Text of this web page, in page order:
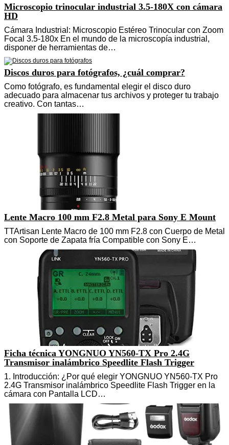
Microscopio trinocular industrial 3.5-180X con cámara
HD
Cámara Industrial: Microscopio Estéreo Trinocular con Zoom
Focal 3.5-180x En el mundo de la microscopía industrial,
disponer de herramientas de…
Discos duros para fotógrafos, ¿cuál comprar?
Como fotógrafo, es fundamental elegir el disco duro
adecuado para almacenar tus archivos y proteger tu trabajo
creativo. Con tantas…
Lente Macro 100 mm F2.8 Metal para Sony E Mount
TTArtisan Lente Macro de 100 mm F2.8 con Cuerpo de Metal
con Soporte de Zapata fría Compatible con Sony E…
Ficha técnica YONGNUO YN560-TX Pro 2.4G
Transmisor inalámbrico Speedlite Flash Trigger
1. Introducción: ¿Por qué elegir YONGNUO YN560-TX Pro
2.4G Transmisor inalámbrico Speedlite Flash Trigger en la
cámara con Pantalla LCD…